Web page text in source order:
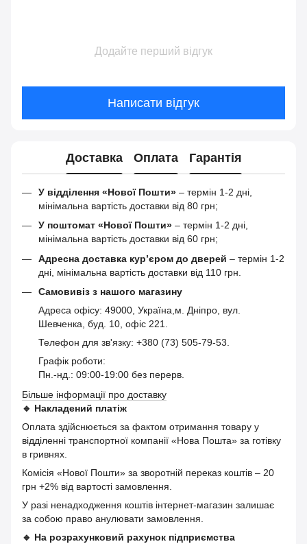
Додайте перший відгук
Написати відгук
Доставка Оплата Гарантія
У відділення «Нової Пошти» – термін 1-2 дні,
мінімальна вартість доставки від 80 грн;
У поштомат «Нової Пошти» – термін 1-2 дні,
мінімальна вартість доставки від 60 грн;
Адресна доставка кур’єром до дверей – термін 1-2
дні, мінімальна вартість доставки від 110 грн.
Самовивіз з нашого магазину
Адреса офісу: 49000, Україна,м. Дніпро, вул.
Шевченка, буд. 10, офіс 221.
Телефон для зв'язку: +380 (73) 505-79-53.
Графік роботи:
Пн.-нд.: 09:00-19:00 без перерв.
Більше інформації про доставку
🔹 Накладений платіж
Оплата здійснюється за фактом отримання товару у
відділенні транспортної компанії «Нова Пошта» за готівку
в гривнях.
Комісія «Нової Пошти» за зворотній переказ коштів – 20
грн +2% від вартості замовлення.
У разі ненадходження коштів інтернет-магазин залишає
за собою право анулювати замовлення.
🔹 На розрахунковий рахунок підприємства